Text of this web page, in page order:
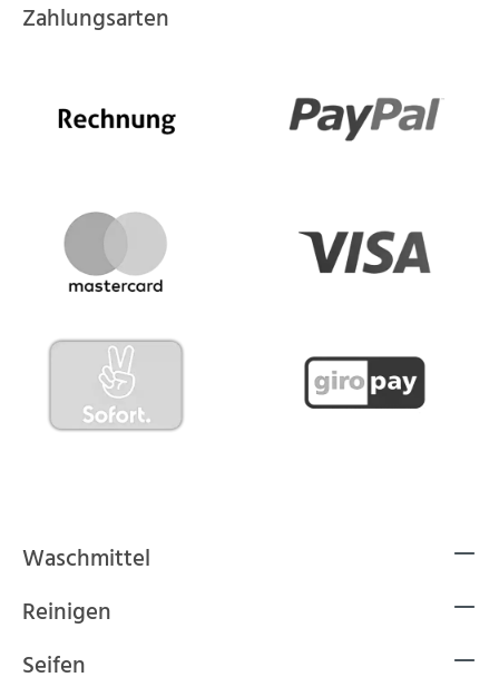
Zahlungsarten
Waschmittel
Reinigen
Seifen